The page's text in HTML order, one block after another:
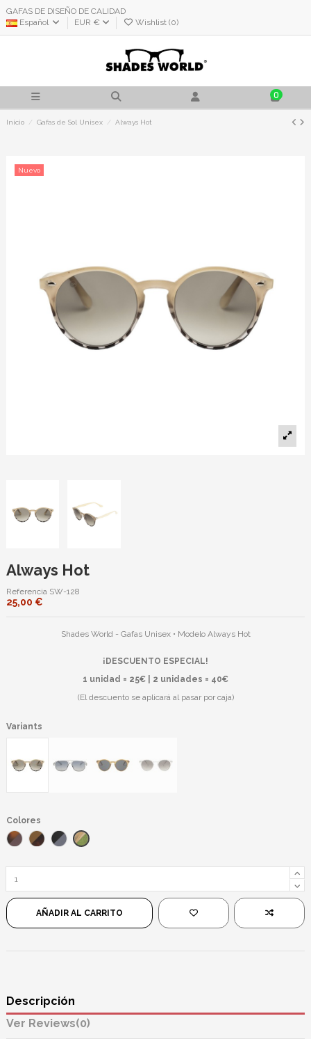
GAFAS DE DISEÑO DE CALIDAD
Español
EUR € Wishlist (0)
0
Inicio Gafas de Sol Unisex Always Hot
Nuevo
Always Hot
Referencia SW-128
25,00 €
Shades World - Gafas Unisex • Modelo Always Hot
¡DESCUENTO ESPECIAL!
1 unidad = 25€ | 2 unidades = 40€
(El descuento se aplicará al pasar por caja)
Variants
Colores
Havana/Marrón
Leopardo/Marrón
Negro/NegroBeige/Verde
AÑADIR AL CARRITO
Descripción
Reviews(0)